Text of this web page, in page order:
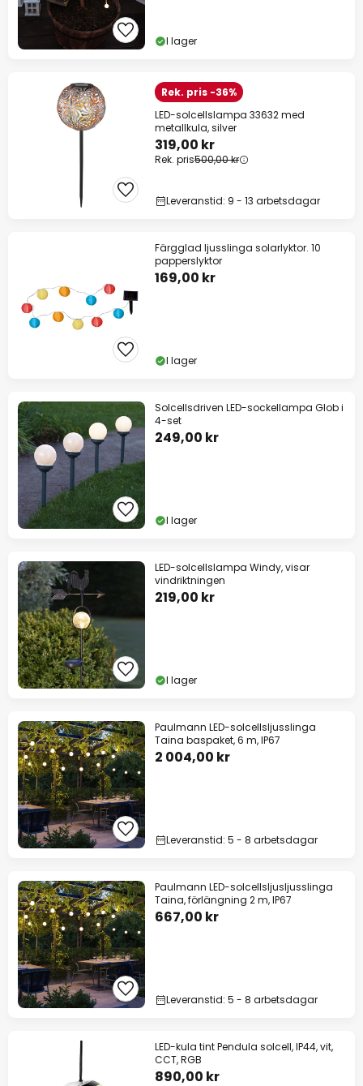
I lager
Rek. pris -36%
LED-solcellslampa 33632 med
metallkula, silver
319,00 kr
Rek. pris500,00 kr
Leveranstid: 9 - 13 arbetsdagar
Färgglad ljusslinga solarlyktor. 10
papperslyktor
169,00 kr
I lager
Solcellsdriven LED-sockellampa Glob i
4-set
249,00 kr
I lager
LED-solcellslampa Windy, visar
vindriktningen
219,00 kr
I lager
Paulmann LED-solcellsljusslinga
Taina baspaket, 6 m, IP67
2 004,00 kr
Leveranstid: 5 - 8 arbetsdagar
Paulmann LED-solcellsljusljusslinga
Taina, förlängning 2 m, IP67
667,00 kr
Leveranstid: 5 - 8 arbetsdagar
LED-kula tint Pendula solcell, IP44, vit,
CCT, RGB
890,00 kr